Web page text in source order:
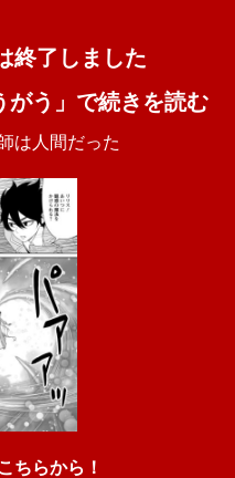
終了しました
がう」で続きを読む
は人間だった
ちらから！